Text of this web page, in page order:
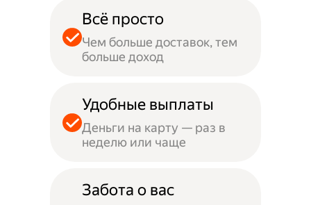
Всё просто
Чем больше доставок, тем
больше доход
Удобные выплаты
Деньги на карту — раз в
неделю или чаще
Забота о вас